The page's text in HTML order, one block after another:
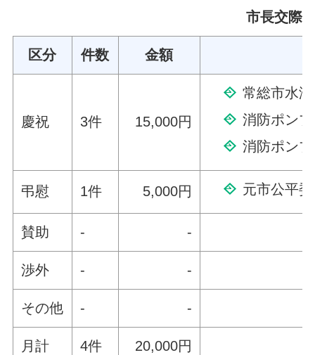
市長交際
区分 件数 金額
慶祝 3件 15,000円
常総市水
消防ポン
消防ポン
弔慰 1件 5,000円 元市公平
賛助 - -
渉外 - -
その他 - -
月計 4件 20,000円